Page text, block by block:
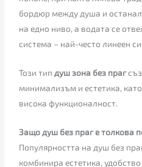
бордюр между душа и
на едно ниво, а водата се
система – най-често линеен
Този типдуш зона без праг
минимализъм и естетика,
висока функционалност.
Защо душ без праг е толкова
Популярността на душ без
комбинира естетика,